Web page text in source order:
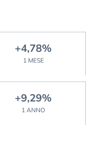
+4,78%
1 MESE
+9,29%
1 ANNO